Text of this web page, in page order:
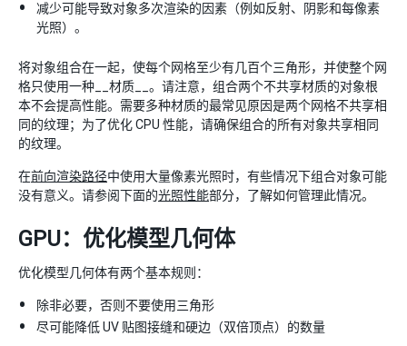
减少可能导致对象多次渲染的因素（例如反射、阴影和每像素
光照）。
将对象组合在一起，使每个网格至少有几百个三角形，并使整个网
格只使用一种__材质__。请注意，组合两个不共享材质的对象根
本不会提高性能。需要多种材质的最常见原因是两个网格不共享相
同的纹理；为了优化 CPU 性能，请确保组合的所有对象共享相同
的纹理。
在前向渲染路径中使用大量像素光照时，有些情况下组合对象可能
没有意义。请参阅下面的光照性能部分，了解如何管理此情况。
GPU：优化模型几何体
优化模型几何体有两个基本规则：
除非必要，否则不要使用三角形
尽可能降低 UV 贴图接缝和硬边（双倍顶点）的数量